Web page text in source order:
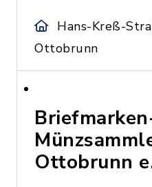
Hans-Kreß-
Ottobrunn
Ottobrunn